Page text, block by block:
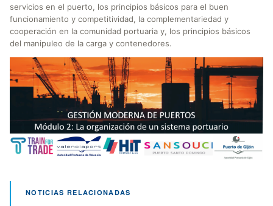
servicios en el puerto, los principios básicos para el buen
funcionamiento y competitividad, la complementariedad y
cooperación en la comunidad portuaria y, los principios básicos
del manipuleo de la carga y contenedores.
NOTICIAS RELACIONADAS